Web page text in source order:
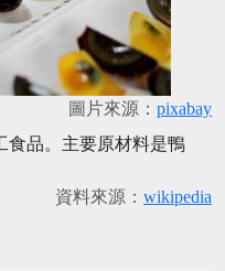
圖片來源： pixabay
食品。主要原材料是鴨
資料來源： wikipedia